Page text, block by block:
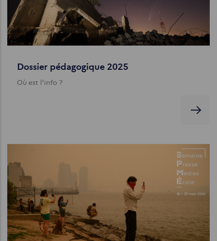
Dossier pédagogique 2025
Où est l'info ?